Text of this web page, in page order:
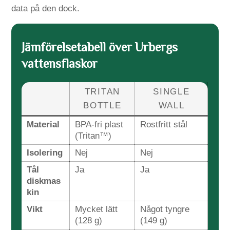
data på den dock.
Jämförelsetabell över Urbergs
vattensflaskor
TRITAN
BOTTLE
SINGLE
WALL
Material
BPA-fri plast
(Tritan™)
Rostfritt stål
Isolering Nej
Nej
Tål
diskmas
kin
Ja Ja
Vikt
Mycket lätt
(128 g)
Något tyngre
(149 g)